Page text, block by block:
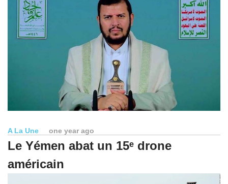
A La Une one year ago
Le Yémen abat un 15ᵉ drone
américain